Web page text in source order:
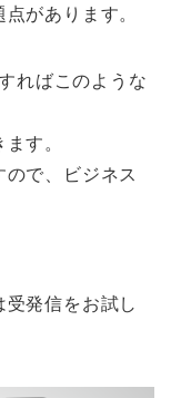
があります。
ればこのような
す。
で、ビジネス
発信をお試し